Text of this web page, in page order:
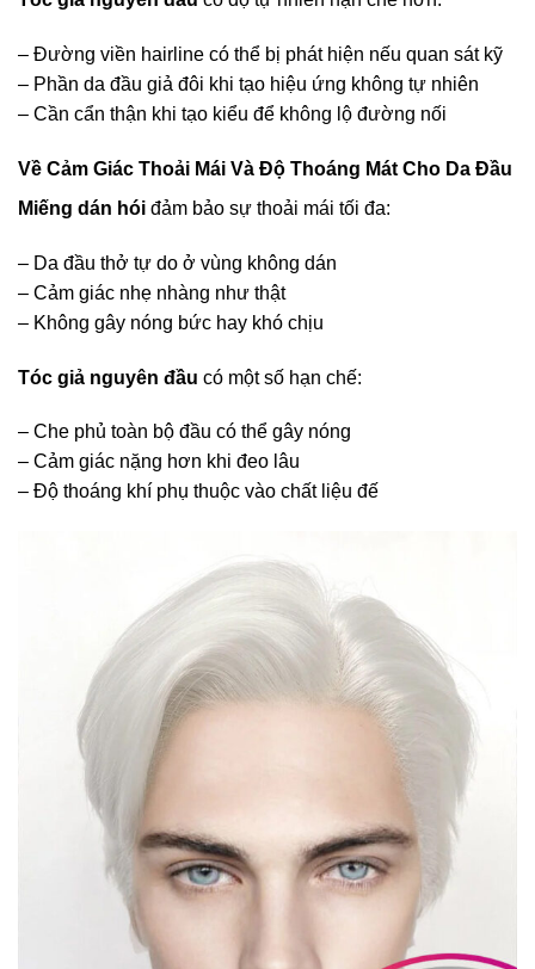
– Đường viền hairline có thể bị phát hiện nếu quan sát kỹ
– Phần da đầu giả đôi khi tạo hiệu ứng không tự nhiên
– Cần cẩn thận khi tạo kiểu để không lộ đường nối
Về Cảm Giác Thoải Mái Và Độ Thoáng Mát Cho Da Đầu
Miếng dán hói đảm bảo sự thoải mái tối đa:
– Da đầu thở tự do ở vùng không dán
– Cảm giác nhẹ nhàng như thật
– Không gây nóng bức hay khó chịu
Tóc giả nguyên đầu có một số hạn chế:
– Che phủ toàn bộ đầu có thể gây nóng
– Cảm giác nặng hơn khi đeo lâu
– Độ thoáng khí phụ thuộc vào chất liệu đế